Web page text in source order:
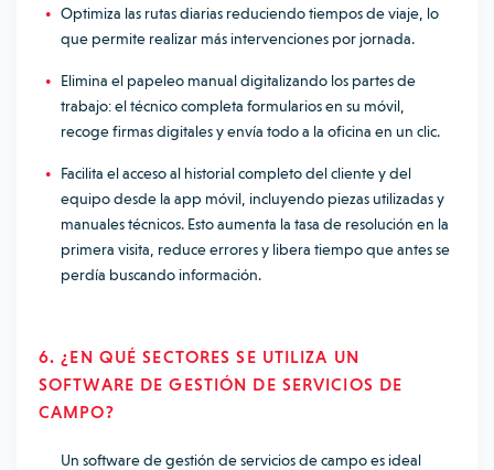
Optimiza las rutas diarias reduciendo tiempos de viaje, lo
que permite realizar más intervenciones por jornada.
Elimina el papeleo manual digitalizando los partes de
trabajo: el técnico completa formularios en su móvil,
recoge firmas digitales y envía todo a la oficina en un clic.
Facilita el acceso al historial completo del cliente y del
equipo desde la app móvil, incluyendo piezas utilizadas y
manuales técnicos. Esto aumenta la tasa de resolución en la
primera visita, reduce errores y libera tiempo que antes se
perdía buscando información.
6. ¿EN QUÉ SECTORES SE UTILIZA UN
SOFTWARE DE GESTIÓN DE SERVICIOS DE
CAMPO?
Un software de gestión de servicios de campo es ideal